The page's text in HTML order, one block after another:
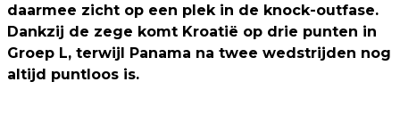
daarmee zicht op een plek in de knock-outfase.
Dankzij de zege komt Kroatië op drie punten in
Groep L, terwijl Panama na twee wedstrijden nog
altijd puntloos is.